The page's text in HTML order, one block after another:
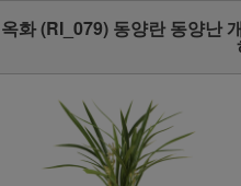
옥화 (RI_079) 동양란 동양난